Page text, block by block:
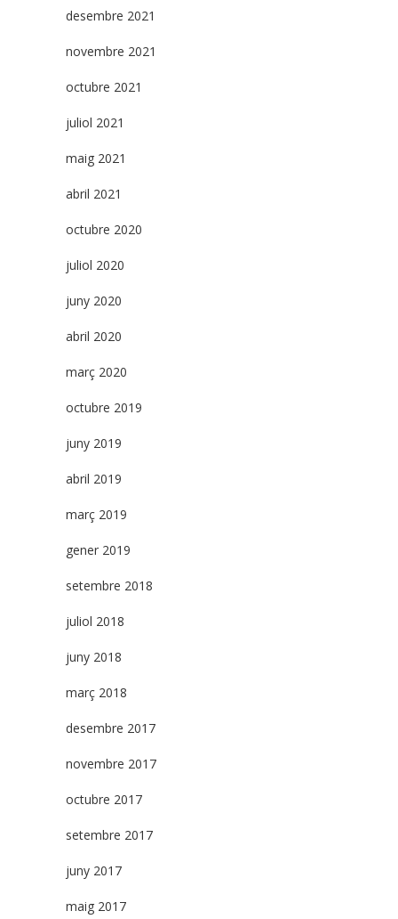
desembre 2021
novembre 2021
octubre 2021
juliol 2021
maig 2021
abril 2021
octubre 2020
juliol 2020
juny 2020
abril 2020
març 2020
octubre 2019
juny 2019
abril 2019
març 2019
gener 2019
setembre 2018
juliol 2018
juny 2018
març 2018
desembre 2017
novembre 2017
octubre 2017
setembre 2017
juny 2017
maig 2017